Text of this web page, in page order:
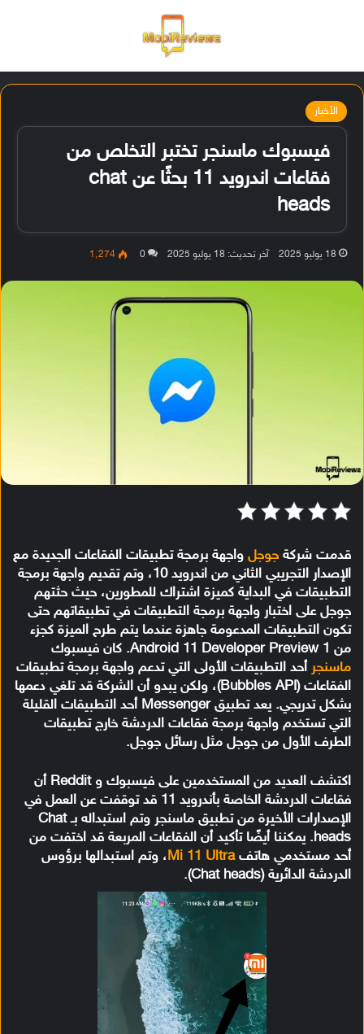
الأخبار
فيسبوك ماسنجر تختبر التخلص من
فقاعات اندرويد 11 بحثًا عن chat
heads
18 يوليو 2025 آخر تحديث: 18 يوليو 2025 0 1٬274
قدمت شركة جوجل واجهة برمجة تطبيقات الفقاعات الجديدة مع
الإصدار التجريبي الثاني من اندرويد 10، وتم تقديم واجهة برمجة
التطبيقات في البداية كميزة اشتراك للمطورين، حيث حثتهم
جوجل على اختبار واجهة برمجة التطبيقات في تطبيقاتهم حتى
تكون التطبيقات المدعومة جاهزة عندما يتم طرح الميزة كجزء
من Android 11 Developer Preview 1. كان فيسبوك
ماسنجر أحد التطبيقات الأولى التي تدعم واجهة برمجة تطبيقات
الفقاعات (Bubbles API)، ولكن يبدو أن الشركة قد تلغي دعمها
بشكل تدريجي. يعد تطبيق Messenger أحد التطبيقات القليلة
التي تستخدم واجهة برمجة فقاعات الدردشة خارج تطبيقات
الطرف الأول من جوجل مثل رسائل جوجل.
اكتشف العديد من المستخدمين على فيسبوك و Reddit أن
فقاعات الدردشة الخاصة بأندرويد 11 قد توقفت عن العمل في
الإصدارات الأخيرة من تطبيق ماسنجر وتم استبداله بـ Chat
heads. يمكننا أيضًا تأكيد أن الفقاعات المربعة قد اختفت من
أحد مستخدمي هاتفMi 11 Ultra، وتم استبدالها برؤوس
الدردشة الدائرية (Chat heads).